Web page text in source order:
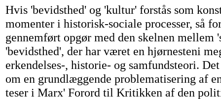
Hvis 'bevidsthed' og 'kultur' forstås som
momenter i historisk-sociale processer, så
gennemført opgør med den skelnen mellem
'bevidsthed', der har været en hjørnesteni
erkendelses-, historie- og samfundsteori.
om en grundlæggende problematisering af
teser i Marx' Forord til Kritikken af den